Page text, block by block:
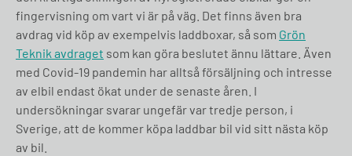
fingervisning om vart vi är på väg. Det finns även bra
avdrag vid köp av exempelvis laddboxar, så som Grön
Teknik avdraget som kan göra beslutet ännu lättare. Även
med Covid-19 pandemin har alltså försäljning och intresse
av elbil endast ökat under de senaste åren. I
undersökningar svarar ungefär var tredje person, i
Sverige, att de kommer köpa laddbar bil vid sitt nästa köp
av bil.